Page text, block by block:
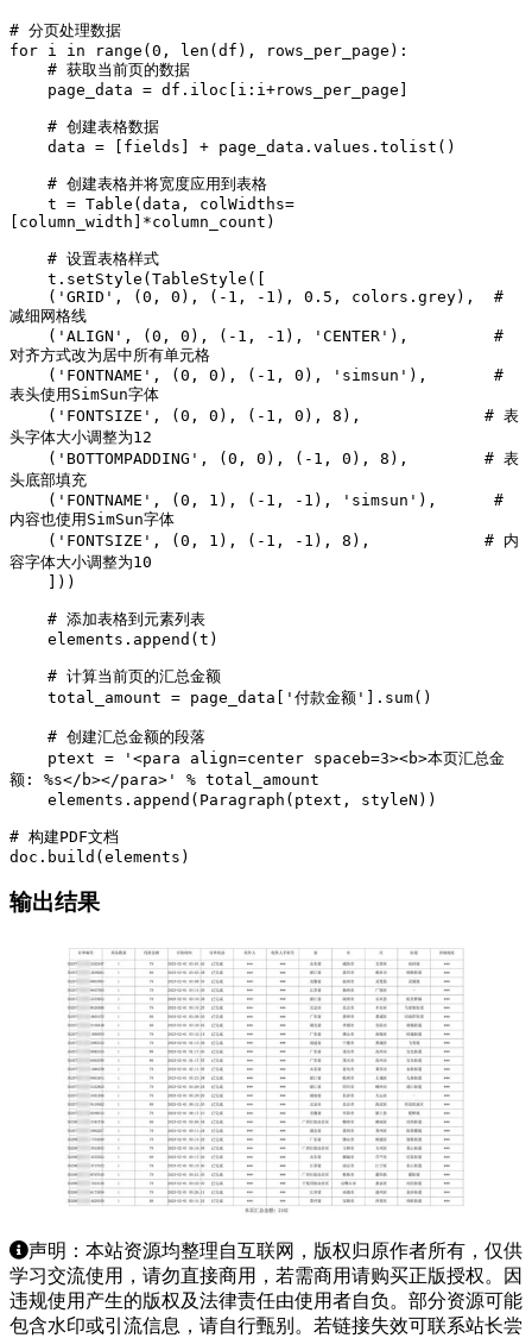
# 分页处理数据
for i in range(0, len(df), rows_per_page):
[column_width]*column_count)
减细网格线
对齐方式改为居中所有单元格
表头使用SimSun字体
头字体大小调整为12
头底部填充
内容也使用SimSun字体
容字体大小调整为10
额: %s</b></para>' % total_amount
# 构建PDF文档
doc.build(elements)
输出结果
声明：本站资源均整理自互联网，版权归原作者所有，仅供
学习交流使用，请勿直接商用，若需商用请购买正版授权。因
违规使用产生的版权及法律责任由使用者自负。部分资源可能
包含水印或引流信息，请自行甄别。若链接失效可联系站长尝